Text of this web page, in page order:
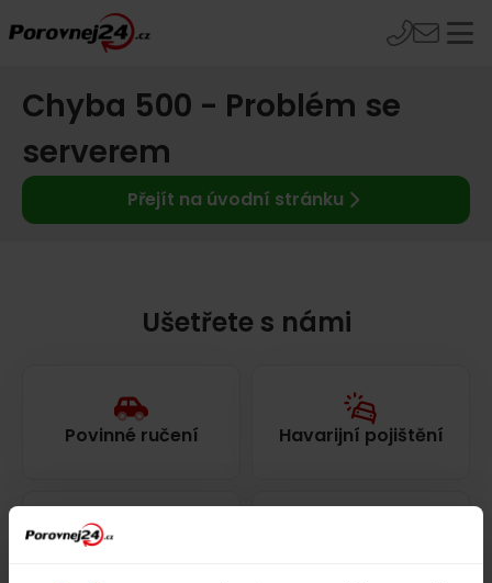
Chyba 500 - Problém se
serverem
Přejít na úvodní stránku
Ušetřete s námi
Povinné ručení Havarijní pojištění